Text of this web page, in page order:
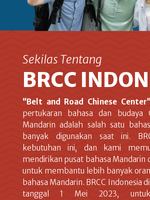
Sekilas Tentang
BRCC
“Belt and Road Chinese Center”
pertukaran bahasa dan budaya
Mandarin adalah salah satu
banyak digunakan saat ini.
kebutuhan ini, dan kami
mendirikan pusat bahasa Mandarin
untuk membantu lebih banyak
bahasa Mandarin. BRCC Indonesia
tanggal 1 Mei 2023, untuk